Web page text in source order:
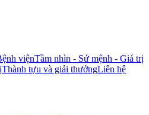
việnTầm nhìn - Sứ mệnh - Giá trị
Thành tựu và giải thưởngLiên hệ